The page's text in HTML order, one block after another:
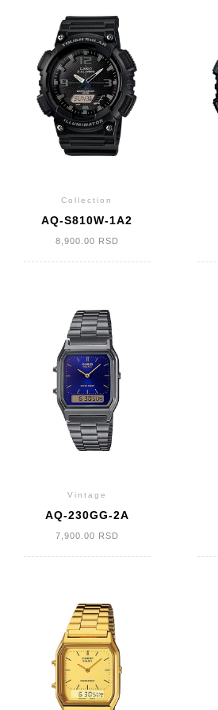
Collection
AQ-S810W-1A2
8,900.00 RSD
Vintage
AQ-230GG-2A
7,900.00 RSD